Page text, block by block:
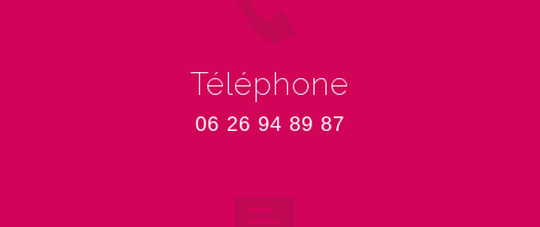
Téléphone
06 26 94 89 87